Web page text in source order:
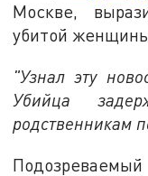
Москве,
убитой
"Узнал эту
Убийца
родственникам